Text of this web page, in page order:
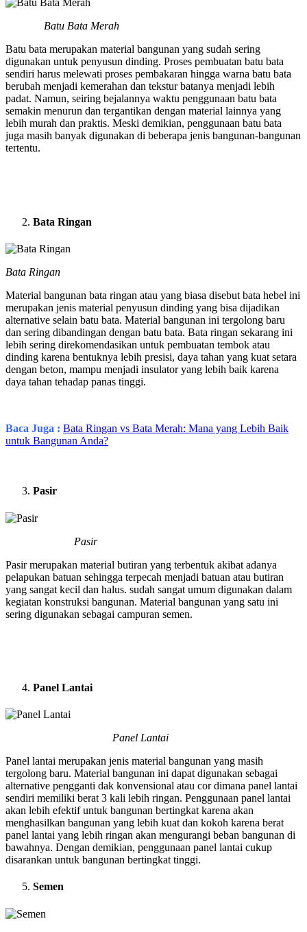
Batu Bata Merah
Batu bata merupakan material bangunan yang sudah sering
digunakan untuk penyusun dinding. Proses pembuatan batu bata
sendiri harus melewati proses pembakaran hingga warna batu bata
berubah menjadi kemerahan dan tekstur batanya menjadi lebih
padat. Namun, seiring bejalannya waktu penggunaan batu bata
semakin menurun dan tergantikan dengan material lainnya yang
lebih murah dan praktis. Meski demikian, penggunaan batu bata
juga masih banyak digunakan di beberapa jenis bangunan-bangunan
tertentu.
Bata Ringan
Bata Ringan
Material bangunan bata ringan atau yang biasa disebut bata hebel ini
merupakan jenis material penyusun dinding yang bisa dijadikan
alternative selain batu bata. Material bangunan ini tergolong baru
dan sering dibandingan dengan batu bata. Bata ringan sekarang ini
lebih sering direkomendasikan untuk pembuatan tembok atau
dinding karena bentuknya lebih presisi, daya tahan yang kuat setara
dengan beton, mampu menjadi insulator yang lebih baik karena
daya tahan tehadap panas tinggi.
Baca Juga : Bata Ringan vs Bata Merah: Mana yang Lebih Baik
untuk Bangunan Anda?
Pasir
Pasir
Pasir merupakan material butiran yang terbentuk akibat adanya
pelapukan batuan sehingga terpecah menjadi batuan atau butiran
yang sangat kecil dan halus. sudah sangat umum digunakan dalam
kegiatan konstruksi bangunan. Material bangunan yang satu ini
sering digunakan sebagai campuran semen.
Panel Lantai
Panel Lantai
Panel lantai merupakan jenis material bangunan yang masih
tergolong baru. Material bangunan ini dapat digunakan sebagai
alternative pengganti dak konvensional atau cor dimana panel lantai
sendiri memiliki berat 3 kali lebih ringan. Penggunaan panel lantai
akan lebih efektif untuk bangunan bertingkat karena akan
menghasilkan bangunan yang lebih kuat dan kokoh karena berat
panel lantai yang lebih ringan akan mengurangi beban bangunan di
bawahnya. Dengan demikian, penggunaan panel lantai cukup
disarankan untuk bangunan bertingkat tinggi.
Semen